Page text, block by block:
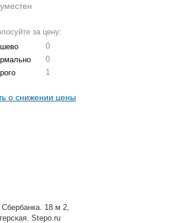
за цену:
0
0
1
о снижении цены
18 м 2,
Stepo.ru